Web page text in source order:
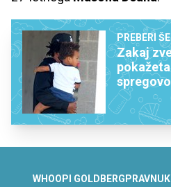
PREBERI ŠE
Zakaj
WHOOPI GOLDBERG